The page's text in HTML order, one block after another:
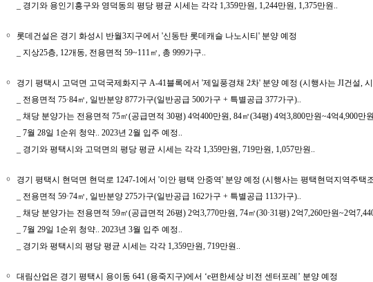
_ 경기와 용인기흥구와 영덕동의 평당 평균 시세는 각각 1,359만원, 1,244만원, 1,375만원..
￮
롯데건설은 경기 화성시 반월3지구에서 '신동탄 롯데캐슬 나노시티' 분양 예정
_ 지상25층, 12개동, 전용면적 59~111㎡, 총 999가구..
￮
경기 평택시 고덕면 고덕국제화지구 A-41블록에서 '제일풍경채 2차' 분양 예정 (시행사는 JI건설,
_ 전용면적 75·84㎡, 일반분양 877가구(일반공급 500가구 + 특별공급 377가구)..
_ 채당 분양가는 전용면적 75㎡(공급면적 30평) 4억400만원, 84㎡(34평) 4억3,800만원~4억4,900만
_ 7월 28일 1순위 청약.. 2023년 2월 입주 예정..
_ 경기와 평택시와 고덕면의 평당 평균 시세는 각각 1,359만원, 719만원, 1,057만원..
￮
경기 평택시 현덕면 현덕로 1247-1에서 '이안 평택 안중역' 분양 예정 (시행사는 평택현덕지역주택
_ 전용면적 59·74㎡, 일반분양 275가구(일반공급 162가구 + 특별공급 113가구)..
_ 채당 분양가는 전용면적 59㎡(공급면적 26평) 2억3,770만원, 74㎡(30·31평) 2억7,260만원~2억
_ 7월 29일 1순위 청약.. 2023년 3월 입주 예정..
_ 경기와 평택시의 평당 평균 시세는 각각 1,359만원, 719만원..
￮
대림산업은 경기 평택시 용이동 641 (용죽지구)에서 ‘e편한세상 비전 센터포레’ 분양 예정